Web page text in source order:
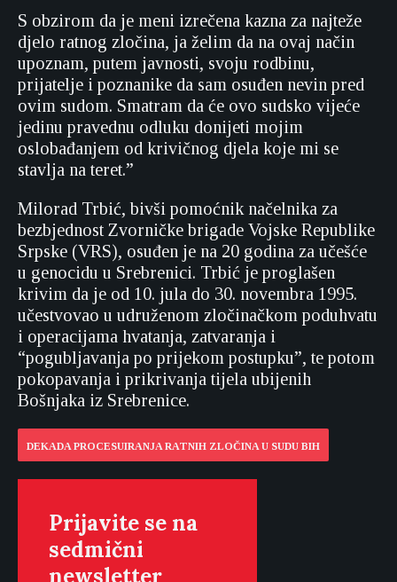
S obzirom da je meni izrečena kazna za najteže
djelo ratnog zločina, ja želim da na ovaj način
upoznam, putem javnosti, svoju rodbinu,
prijatelje i poznanike da sam osuđen nevin pred
ovim sudom. Smatram da će ovo sudsko vijeće
jedinu pravednu odluku donijeti mojim
oslobađanjem od krivičnog djela koje mi se
stavlja na teret.”
Milorad Trbić, bivši pomoćnik načelnika za
bezbjednost Zvorničke brigade Vojske Republike
Srpske (VRS), osuđen je na 20 godina za učešće
u genocidu u Srebrenici. Trbić je proglašen
krivim da je od 10. jula do 30. novembra 1995.
učestvovao u udruženom zločinačkom poduhvatu
i operacijama hvatanja, zatvaranja i
“pogubljavanja po prijekom postupku”, te potom
pokopavanja i prikrivanja tijela ubijenih
Bošnjaka iz Srebrenice.
DEKADA PROCESUIRANJA RATNIH ZLOČINA U SUDU BIH
Prijavite se na
sedmični